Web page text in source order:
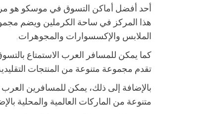
هذا المركز في ساحة الكرملين ويضم
الملابس والإكسسوارات والمجوهرات.
كما يمكن للمسافر العرب الاستمتاع
تقدم مجموعة متنوعة من المنتجات
متنوعة من الماركات العالمية والمحلية